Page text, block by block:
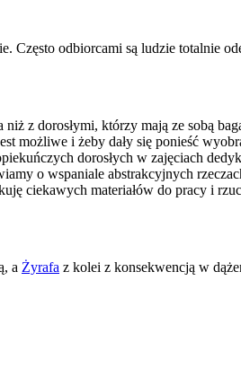
odbiorcami są ludzie totalnie
z dorosłymi, którzy mają ze sobą
możliwe i żeby dały się ponieść
dorosłych w zajęciach
o wspaniale abstrakcyjnych
ciekawych materiałów do pracy i
a Żyrafa z kolei z konsekwencją w